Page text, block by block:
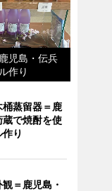
児島・伝兵
作り
蒸留器＝鹿
蔵で焼酎を使
り
＝鹿児島・